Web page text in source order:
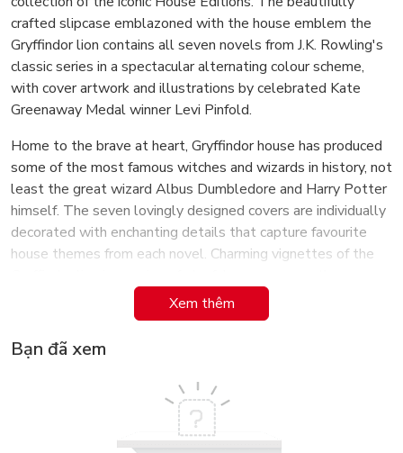
crafted slipcase emblazoned with the house emblem the
Gryffindor lion contains all seven novels from J.K. Rowling's
classic series in a spectacular alternating colour scheme,
with cover artwork and illustrations by celebrated Kate
Greenaway Medal winner Levi Pinfold.
Home to the brave at heart, Gryffindor house has produced
some of the most famous witches and wizards in history, not
least the great wizard Albus Dumbledore and Harry Potter
himself. The seven lovingly designed covers are individually
decorated with enchanting details that capture favourite
house themes from each novel. Charming vignettes of the
book spines complete the decoration scheme. An exclusive
colour bookmark depicting house ghost Nearly Headless
Nick makes for a highly collectable keepsake.
magical miscellany of exciting feature articles, quizzes and
fascinating fact files packed with trivia about the history and
alumni of Gryffindor house - ideal to dip into and enjoy time
Xem thêm
Bạn đã xem